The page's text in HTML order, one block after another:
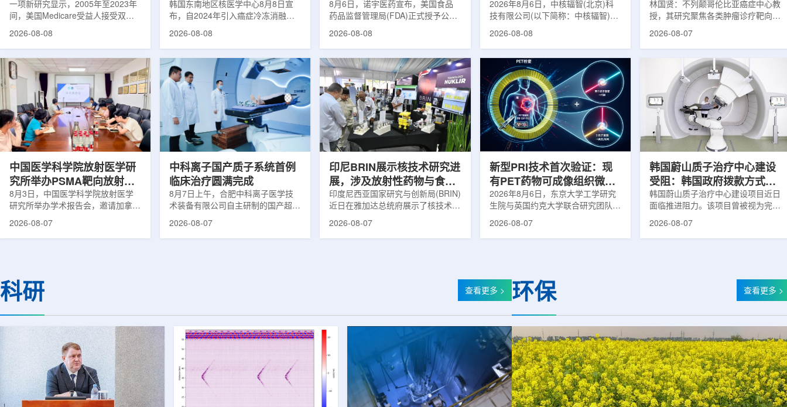
一项新研究显示，2005年至2023年
间，美国Medicare受益人接受双能X
射线吸收测定(DXA)检查的比例明显
果提示，不同人群之间的筛查可及性
差异正在扩大。研究人员分析了超过
500万名Medicare受益人的理赔数
据。结果显示，DXA使用率从2005
年的每10万名受益人7255次，下降
至2023年的每10万名受益人4690
次。相关研究已发表于
《Osteoporosis International》。下
2026-08-08
100例
韩国东南地区核医学中心8月8日宣
布，自2024年引入癌症冷冻消融术
以来，中心已完成超过100例相关手
法。治疗过程中，医生在CT或超声
成像引导下，将细治疗针精准插入肿
瘤部位，通过零下40摄氏度或更低
的超低温冷冻病灶，使癌细胞发生坏
死。由于低温冷冻本身具有一定麻醉
作用，该技术有助于减轻患者疼痛，
减少对周围正常组织的损伤，并促进
术后较快恢复。据该中心介绍，目前
2026-08-08
双重认定
8月6日，诺宇医药宣布，美国食品
药品监督管理局(FDA)正式授予公司
自主研发的68Ga-NYM096突破性疗
认定(Fast Track Designation,
FTD)。这是原研核药领域中国首个
获得美国 FDA 突破性疗法认定、首
个同时获得 FDA 突破性疗法与快速
通道双项认定的产品，创造了核药领
域里程碑式突破。68Ga-NYM096是
一款特异性结合CAⅨ的肾癌小分子
诊断核药，适用于疑似或确认转移性
2026-08-08
链
2026年8月6日，中核辐智(北京)科
技有限公司(以下简称：中核辐智)正
式设立。公司由中国同辐股份有限公
创)共同出资组建，中国同辐持股
90%，中核浙创持股10%。中核辐智
将承接中国同辐核医学发展中心业
务，锚定智慧核医疗赛道深耕布局。
公司以智慧核医学物联系统为核心载
体，打通核医疗全产业链条，构建智
慧核医学系统+核药+装备+服务协同
发展模式，推动业务从单一产品供给
2026-08-08
射医学研究所开展学术交流
林国贤：不列颠哥伦比亚癌症中心教
授，其研究聚焦各类肿瘤诊疗靶向放
射性药物开发，迄今已主导/参与发
完成自研7款放射性药物的临床转
化，用于多种肿瘤诊疗。报告会上，
林国贤教授基于其团队多年的前沿探
索，系统梳理了针对前列腺癌靶点
PSMA的核药相关研究进展：一是F-
18标记PSMA靶向PET显像剂的分子
设计与临床优势;二是通过理性优化
分子结构，大幅提高Lu-177标记治
2026-08-07
中国医学科学院放射医学研
究所举办PSMA靶向放射性
药物学术报告会
8月3日，中国医学科学院放射医学
研究所举办学术报告会，邀请加拿大
温哥华不列颠哥伦比亚癌症中心林国
授长期从事肿瘤诊疗靶向放射性药物
开发研究，已主导或参与发表135余
款自研放射性药物的临床转化，应用
2026-08-07
中科离子国产质子系统首例
临床治疗圆满完成
8月7日上午，合肥中科离子医学技
术装备有限公司自主研制的国产超导
回旋质子治疗系统，在合肥离子医学
疗。设备运行平稳低噪，治疗控制软
件运...
2026-08-07
印尼BRIN展示核技术研究进
展，涉及放射性药物与食品
辐照应用
印度尼西亚国家研究与创新局(BRIN)
近日在雅加达总统府展示了核技术研
究成果。BRIN局长阿里夫·萨特里亚
放射性药物研发对癌症识别和治疗具
水果的辐照处理。阿里夫介绍，一些
2026-08-07
新型PRI技术首次验证：现
有PET药物可成像组织微环
境
2026年8月6日，东京大学工学研究
生院与英国约克大学联合研究团队宣
布，已建立一种利用正电子三光子衰
衰变的下一代核医学成像概念图目前
临床PET扫描主要利用正电子双光子
程度相关的微环境信息捕捉有限。...
2026-08-07
韩国蔚山质子治疗中心建设
受阻：韩国政府拨款方式调
整影响项目推进
韩国蔚山质子治疗中心建设项目近日
面临推进阻力。该项目曾被视为完善
韩国东南部区域癌症治疗体系的关键
制定服务，并开始争取国家拨款。不
过，韩国保健福祉部回复称，难以单
中心，构建癌症患者可在区域内完成
手术...
2026-08-07
科研 查看更多 > 环保 查看更多 >